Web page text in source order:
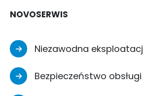
NOVOSERWIS
Niezawodna
Bezpieczeństwo obsługi